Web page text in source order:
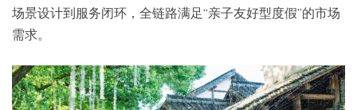
场景设计到服务闭环，全链路满足“亲子友好型度假”的市场
需求。